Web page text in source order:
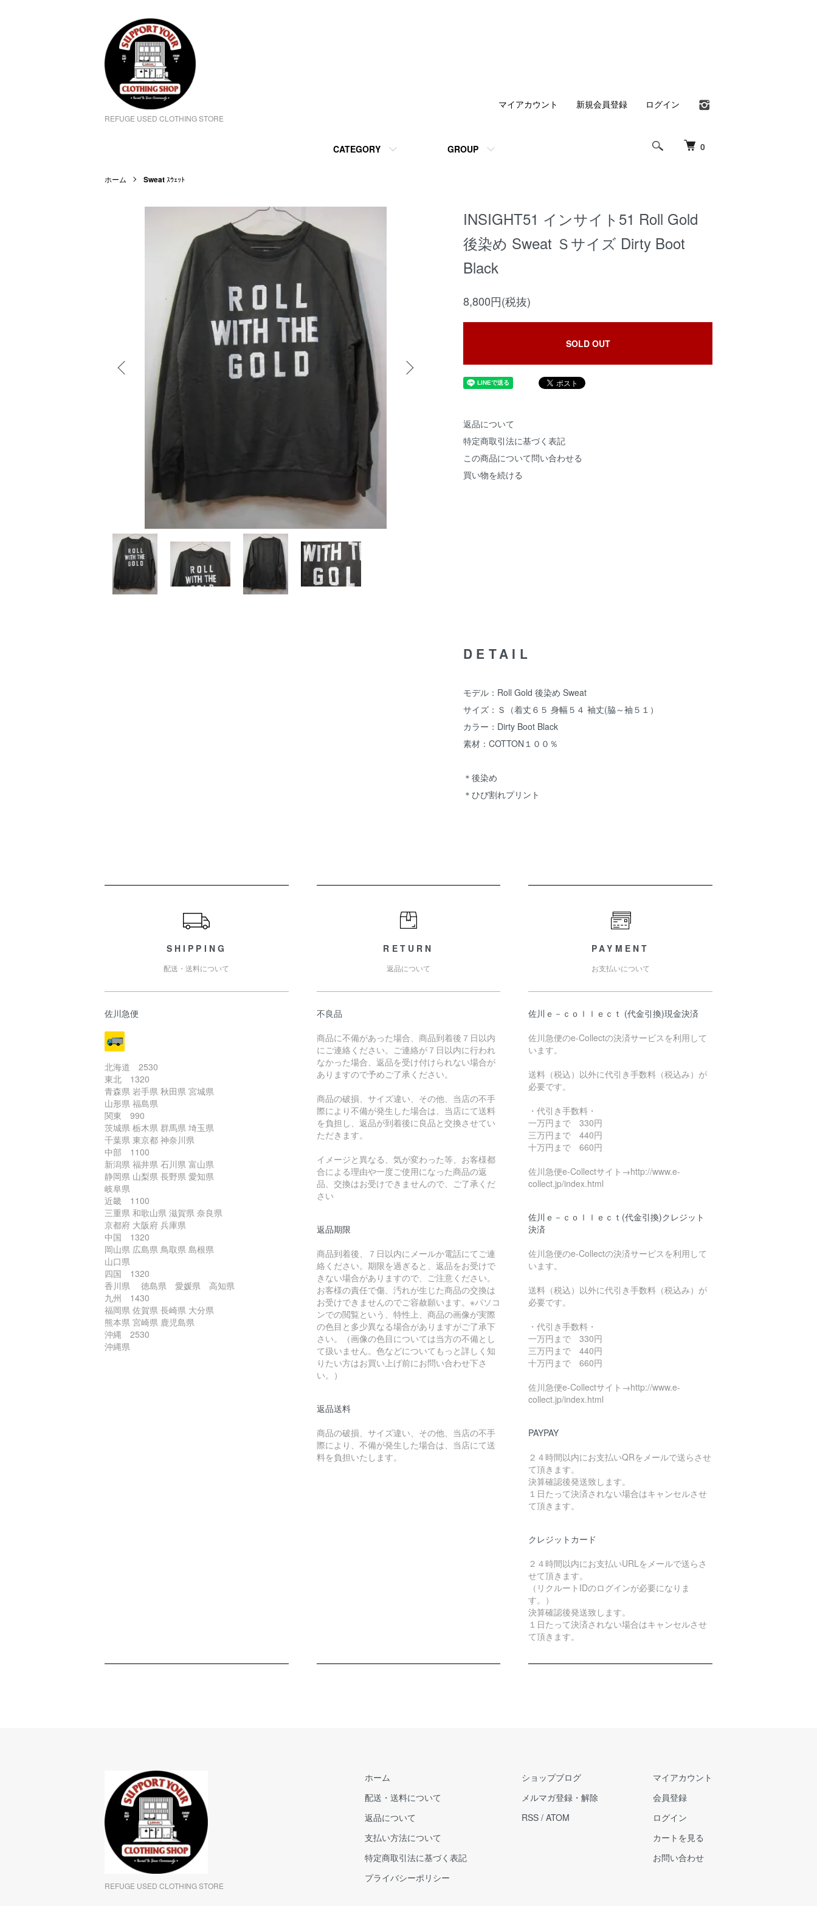
REFUGE USED CLOTHING STORE
0
CATEGORY GROUP
マイアカウント 新規会員登録 ログイン
ホーム Sweat ｽｳｪｯﾄ
INSIGHT51 インサイト51 Roll Gold
後染め Sweat Ｓサイズ Dirty Boot
Black
8,800円(税抜)
SOLD OUT
返品について
特定商取引法に基づく表記
この商品について問い合わせる
買い物を続ける
DETAIL
モデル：Roll Gold 後染め Sweat
サイズ：Ｓ（着丈６５ 身幅５４ 袖丈(脇～袖５１）
カラー：Dirty Boot Black
素材：COTTON１００％
＊後染め
＊ひび割れプリント
SHIPPING
配送・送料について
佐川急便
北海道 2530
東北 1320
青森県 岩手県 秋田県 宮城県
山形県 福島県
関東 990
茨城県 栃木県 群馬県 埼玉県
千葉県 東京都 神奈川県
中部 1100
新潟県 福井県 石川県 富山県
静岡県 山梨県 長野県 愛知県
岐阜県
近畿 1100
三重県 和歌山県 滋賀県 奈良県
京都府 大阪府 兵庫県
中国 1320
岡山県 広島県 鳥取県 島根県
山口県
四国 1320
香川県 徳島県 愛媛県 高知県
九州 1430
福岡県 佐賀県 長崎県 大分県
熊本県 宮崎県 鹿児島県
沖縄 2530
沖縄県
RETURN
返品について
不良品
商品に不備があった場合、商品到着後７日以内
にご連絡ください。ご連絡が７日以内に行われ
なかった場合、返品を受け付けられない場合が
ありますので予めご了承ください。
商品の破損、サイズ違い、その他、当店の不手
際により不備が発生した場合は、当店にて送料
を負担し、返品が到着後に良品と交換させてい
ただきます。
イメージと異なる、気が変わった等、お客様都
合による理由や一度ご使用になった商品の返
品、交換はお受けできませんので、ご了承くだ
さい
返品期限
商品到着後、７日以内にメールか電話にてご連
絡ください。期限を過ぎると、返品をお受けで
きない場合がありますので、ご注意ください。
お客様の責任で傷、汚れが生じた商品の交換は
お受けできませんのでご容赦願います。※パソコ
ンでの閲覧という、特性上、商品の画像が実際
の色目と多少異なる場合がありますがご了承下
さい。（画像の色目については当方の不備とし
て扱いません。色などについてもっと詳しく知
りたい方はお買い上げ前にお問い合わせ下さ
い。）
返品送料
商品の破損、サイズ違い、その他、当店の不手
際により、不備が発生した場合は、当店にて送
料を負担いたします。
PAYMENT
お支払いについて
佐川ｅ－ｃｏｌｌｅｃｔ (代金引換)現金決済
佐川急便のe-Collectの決済サービスを利用して
います。
送料（税込）以外に代引き手数料（税込み）が
必要です。
・代引き手数料・
一万円まで 330円
三万円まで 440円
十万円まで 660円
佐川急便e-Collectサイト→http://www.e-
collect.jp/index.html
佐川ｅ－ｃｏｌｌｅｃｔ(代金引換)クレジット
決済
佐川急便のe-Collectの決済サービスを利用して
います。
送料（税込）以外に代引き手数料（税込み）が
必要です。
・代引き手数料・
一万円まで 330円
三万円まで 440円
十万円まで 660円
佐川急便e-Collectサイト→http://www.e-
collect.jp/index.html
PAYPAY
２４時間以内にお支払いQRをメールで送らさせ
て頂きます。
決算確認後発送致します。
１日たって決済されない場合はキャンセルさせ
て頂きます。
クレジットカード
２４時間以内にお支払いURLをメールで送らさ
せて頂きます。
（リクルートIDのログインが必要になりま
す。）
決算確認後発送致します。
１日たって決済されない場合はキャンセルさせ
て頂きます。
REFUGE USED CLOTHING STORE
ホーム
配送・送料について
返品について
支払い方法について
特定商取引法に基づく表記
プライバシーポリシー
ショップブログ
メルマガ登録・解除
RSS / ATOM
マイアカウント
会員登録
ログイン
カートを見る
お問い合わせ